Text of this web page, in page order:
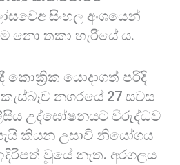
සිංහල අංශයෙන්
නො තකා හැරියේ ය.
කොක්‍රික යොදාගත් පරිදි
නගරයේ 27 සවස
උද්ඝෝෂනයට විරුද්ධව
කියන උසාවි නියෝගය
වූයේ නැත. අරගලය